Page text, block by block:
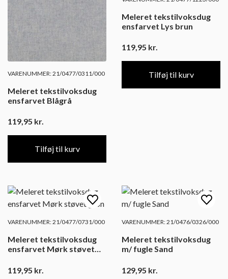
VARENUMMER: 21/0477/0311/000
Meleret tekstilvoksdug
ensfarvet Blågrå
119,95 kr.
Tilføj til kurv
Meleret tekstilvoksdug
ensfarvet Lys brun
119,95 kr.
Tilføj til kurv
VARENUMMER: 21/0477/0731/000
Meleret tekstilvoksdug
ensfarvet Mørk støvet
119,95 kr.
VARENUMMER: 21/0476/0326/000
Meleret tekstilvoksdug
m/ fugle Sand
129,95 kr.